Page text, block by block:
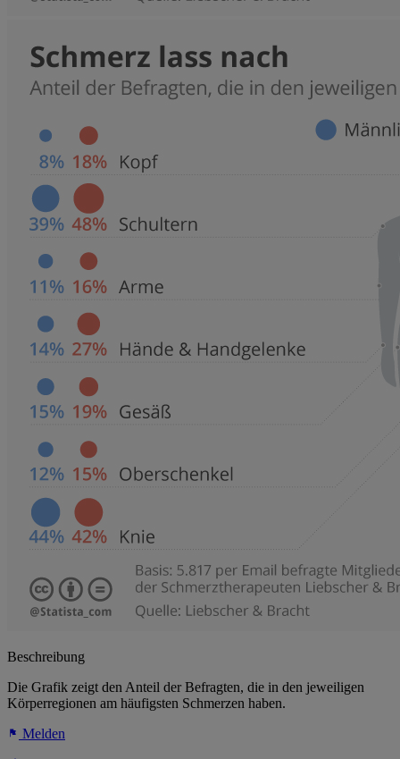
Beschreibung
Die Grafik zeigt den Anteil der Befragten, die in den jeweiligen
Körperregionen am häufigsten Schmerzen haben.
Melden